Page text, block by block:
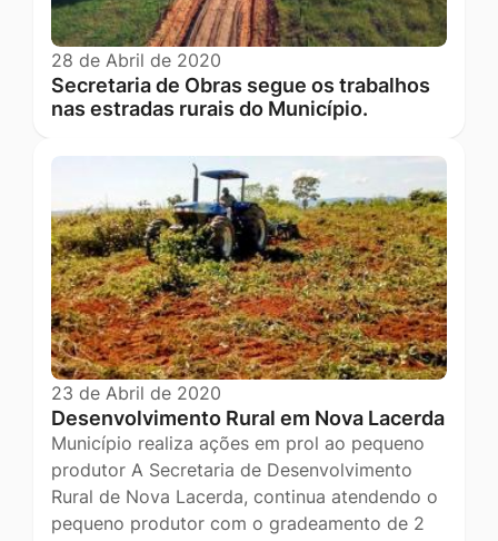
28 de Abril de 2020
Secretaria de Obras segue os trabalhos
nas estradas rurais do Município.
23 de Abril de 2020
Desenvolvimento Rural em Nova Lacerda
Município realiza ações em prol ao pequeno
produtor A Secretaria de Desenvolvimento
Rural de Nova Lacerda, continua atendendo o
pequeno produtor com o gradeamento de 2